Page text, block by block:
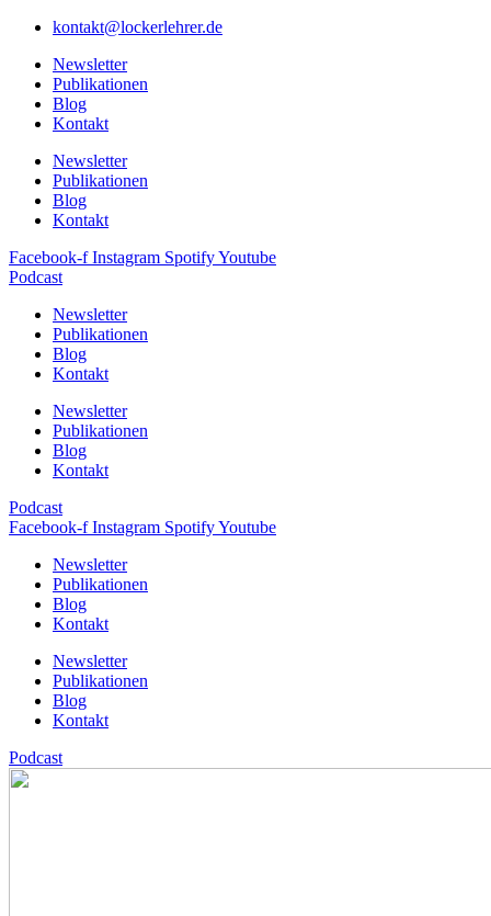
kontakt@lockerlehrer.de
Newsletter
Publikationen
Blog
Kontakt
Newsletter
Publikationen
Blog
Kontakt
Facebook-f Instagram SpotifyYoutube
Podcast
Newsletter
Publikationen
Blog
Kontakt
Newsletter
Publikationen
Blog
Kontakt
Podcast
Facebook-f Instagram SpotifyYoutube
Newsletter
Publikationen
Blog
Kontakt
Newsletter
Publikationen
Blog
Kontakt
Podcast